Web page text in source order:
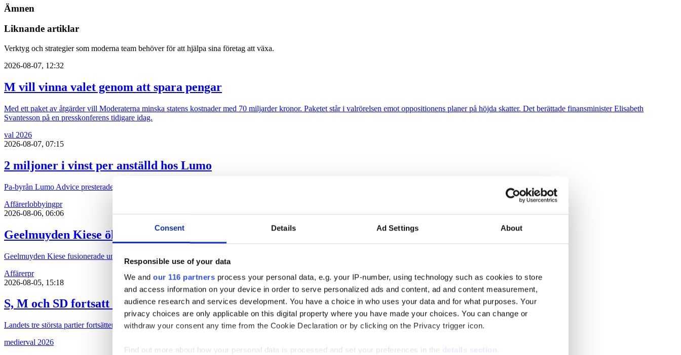
Consent Details Ad Settings About
Responsible use of your data
We and our 116 partners process your personal data, e.g. your IP-number, using technology such as cookies to store
and access information on your device in order to serve personalized ads and content, ad and content measurement,
audience research and services development. You have a choice in who uses your data and for what purposes. Your
privacy choices are only applicable on this digital property where you have made your choices. You can change or
withdraw your consent any time from the Cookie Declaration or by clicking on the Privacy trigger icon.
Find out more about how your personal data is processed and set your preferences in the details section
Ämnen
Liknande artiklar
Verktyg och strategier som moderna team behöver för att hjälpa sina företag att växa.
2026-08-07, 12:32
M vill vinna valet genom att spara pengar
Med ett paket av åtgärder vill Moderaterna minska statens kostnader med 70 miljarder kronor. Paketet står i valrörelsen emot oppositionens planer på höjda skatter. Det berättade finansminister Elisabeth
Svantesson på en presskonferens tidigare idag.
val 2026
2026-08-07, 07:15
2 miljoner i vinst per anställd hos Lumo
Pa-byrån Lumo Advice presterade en rörelsemarginal på 41 procent under 2025. Rörelsevinsten per medarbetare låg på 2,1 miljoner kronor.
Affärerlobbyingpr
2026-08-06, 06:06
Geelmuyden Kiese ökar – men vänder till förlust
Geelmuyden Kiese fusionerade under 2025 in förvärven Wikberg & Frisk och Hoc och ökade intäkterna men vände till en förlust.
Affärerpr
2026-08-05, 15:18
S, M och SD fortsatt ”underrepresenterade” i medierna
Landets tre största partier fortsätter att en lägre andel av artiklar / inslag i medierna än deras opinionssiffror. Det visar siffror från Retriever för föregående vecka.
medierval 2026